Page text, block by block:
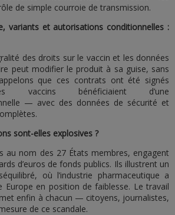
de simple courroie de transmission.
variants et autorisations conditionnelles :
des droits sur le vaccin et les données
peut modifier le produit à sa guise, sans
que ces contrats ont été signés
bénéficiaient d’une
— avec des données de sécurité et
sont-elles explosives ?
au nom des 27 États membres, engagent
d’euros de fonds publics. Ils illustrent un
où l’industrie pharmaceutique a
Europe en position de faiblesse. Le travail
enfin à chacun — citoyens, journalistes,
de ce scandale.